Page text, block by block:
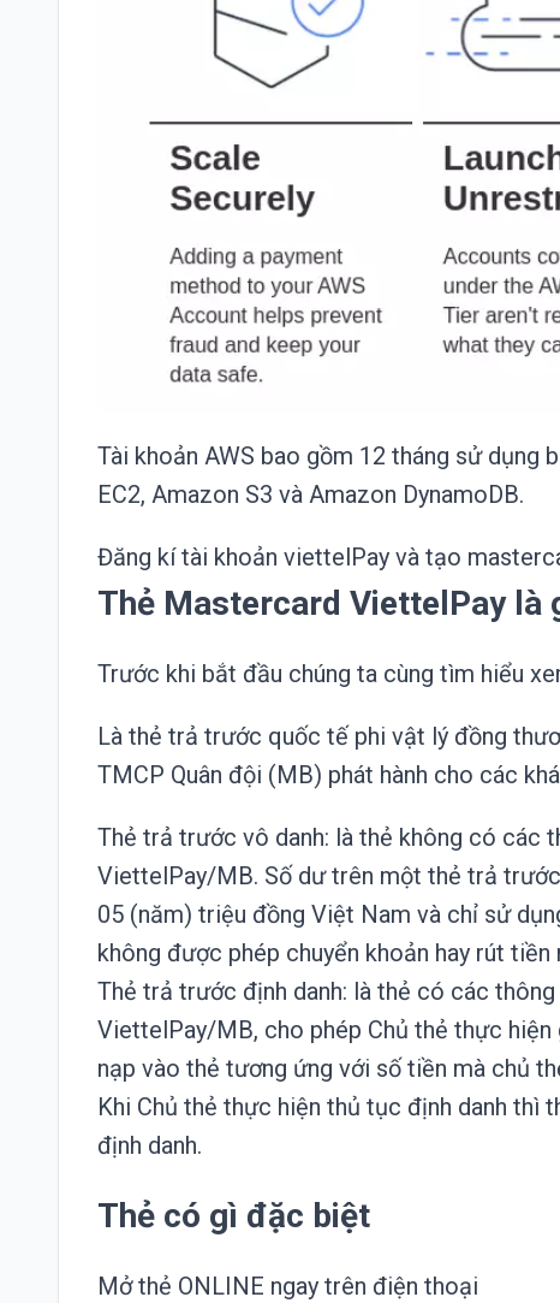
Tài khoản AWS bao gồm 12 tháng sử
EC2, Amazon S3 và Amazon DynamoDB.
Đăng kí tài khoản viettelPay và tạo
Thẻ Mastercard ViettelPay là
Trước khi bắt đầu chúng ta cùng tìm hiểu
Là thẻ trả trước quốc tế phi vật lý đồng
TMCP Quân đội (MB) phát hành cho các
Thẻ trả trước vô danh: là thẻ không có các
ViettelPay/MB. Số dư trên một thẻ trả
05 (năm) triệu đồng Việt Nam và chỉ sử
không được phép chuyển khoản hay rút tiền
Thẻ trả trước định danh: là thẻ có các
ViettelPay/MB, cho phép Chủ thẻ thực
nạp vào thẻ tương ứng với số tiền mà chủ
Khi Chủ thẻ thực hiện thủ tục định danh thì
định danh.
Thẻ có gì đặc biệt
Mở thẻ ONLINE ngay trên điện thoại